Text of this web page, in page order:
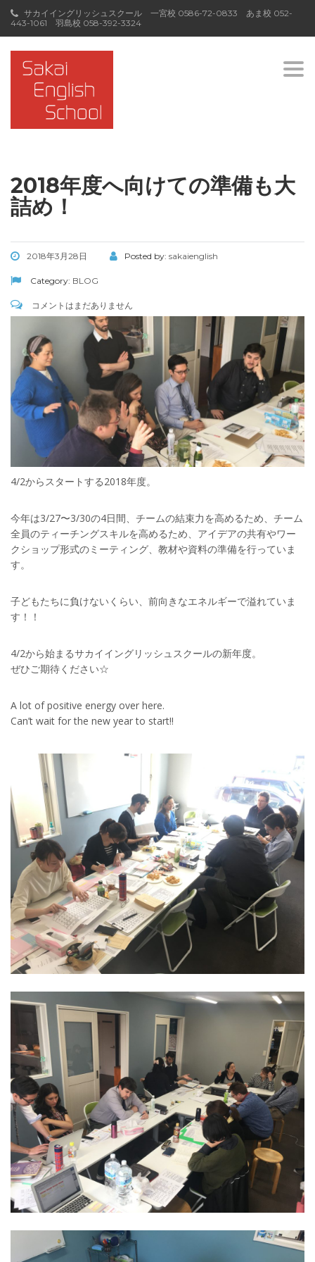
サカイイングリッシュスクール 一宮校 0586-72-0833 あま校 052-
443-1061 羽島校 058-392-3324
2018年度へ向けての準備も大
詰め！
2018年3月28日 Posted by: sakaienglish
Category: BLOG
コメントはまだありません
4/2からスタートする2018年度。
今年は3/27〜3/30の4日間、チームの結束力を高めるため、チーム
全員のティーチングスキルを高めるため、アイデアの共有やワー
クショップ形式のミーティング、教材や資料の準備を行っていま
す。
子どもたちに負けないくらい、前向きなエネルギーで溢れていま
す！！
4/2から始まるサカイイングリッシュスクールの新年度。
ぜひご期待ください☆
A lot of positive energy over here.
Can’t wait for the new year to start!!